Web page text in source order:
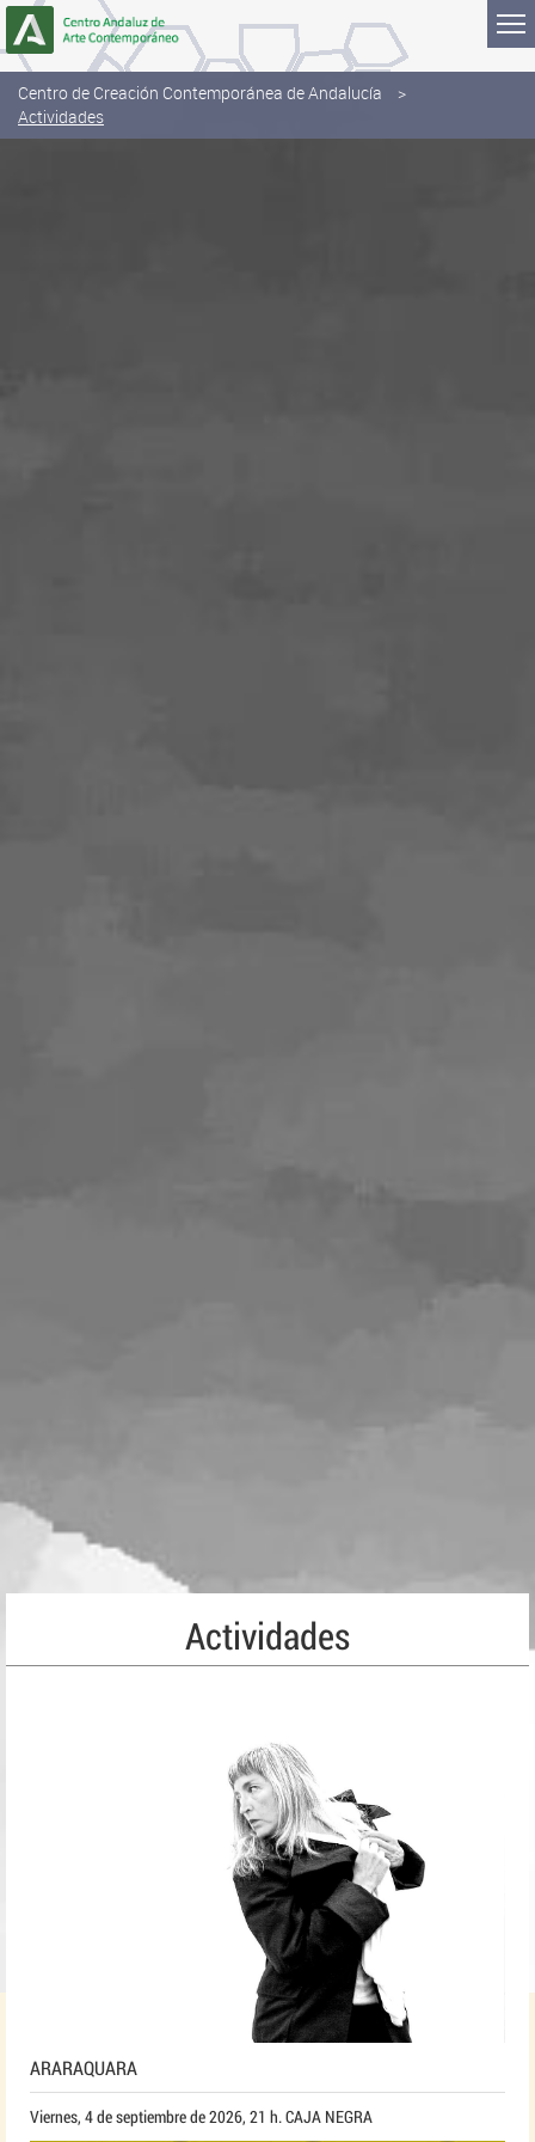
Skip to Content
Centro de Creación Contemporánea de Andalucía
Actividades
Actividades
ARARAQUARA
Viernes, 4 de septiembre de 2026, 21 h. CAJA NEGRA